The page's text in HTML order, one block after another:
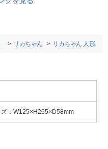
リカちゃん リカちゃん 人形
：W125×H265×D58mm